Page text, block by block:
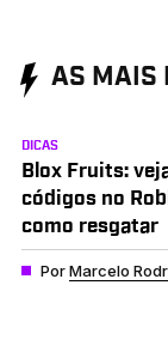
AS MAIS
DICAS
Blox Fruits:
códigos no
como resgatar
PorMarcelo